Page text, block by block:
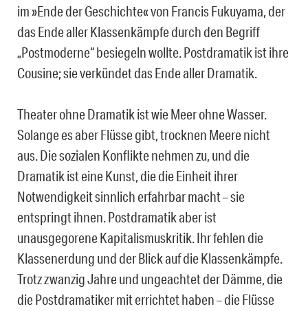
im »Ende der Geschichte« von Francis Fukuyama, der
das Ende aller Klassenkämpfe durch den Begriff
„Postmoderne“ besiegeln wollte. Postdramatik ist ihre
Cousine; sie verkündet das Ende aller Dramatik.
Theater ohne Dramatik ist wie Meer ohne Wasser.
Solange es aber Flüsse gibt, trocknen Meere nicht
aus. Die sozialen Konflikte nehmen zu, und die
Dramatik ist eine Kunst, die die Einheit ihrer
Notwendigkeit sinnlich erfahrbar macht – sie
entspringt ihnen. Postdramatik aber ist
unausgegorene Kapitalismuskritik. Ihr fehlen die
Klassenerdung und der Blick auf die Klassenkämpfe.
Trotz zwanzig Jahre und ungeachtet der Dämme, die
die Postdramatiker mit errichtet haben – die Flüsse